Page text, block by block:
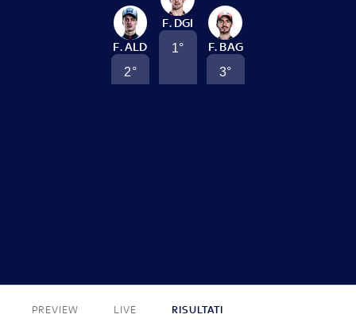
F. DGI
1°
F. ALD
2°
F. BAG
3°
PREVIEW LIVE RISULTATI